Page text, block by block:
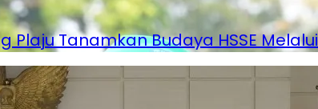
Plaju Tanamkan Budaya HSSE